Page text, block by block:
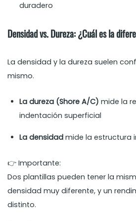
duradero
Densidad vs. Dureza: ¿Cuál es la
La densidad y la dureza suelen
mismo.
La dureza (Shore A/C) mide la
indentación superficial
La densidad mide la estructura
👉 Importante:
Dos plantillas pueden tener la
densidad muy diferente, y un
distinto.